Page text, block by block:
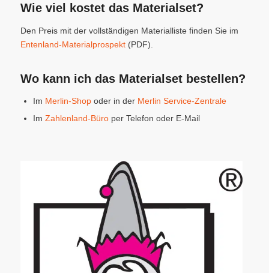
Wie viel kostet das Materialset?
Den Preis mit der vollständigen Materialliste finden Sie im
Entenland-Materialprospekt(PDF).
Wo kann ich das Materialset bestellen?
Im Merlin-Shopoder in der Merlin Service-Zentrale
Im Zahlenland-Büroper Telefon oder E-Mail